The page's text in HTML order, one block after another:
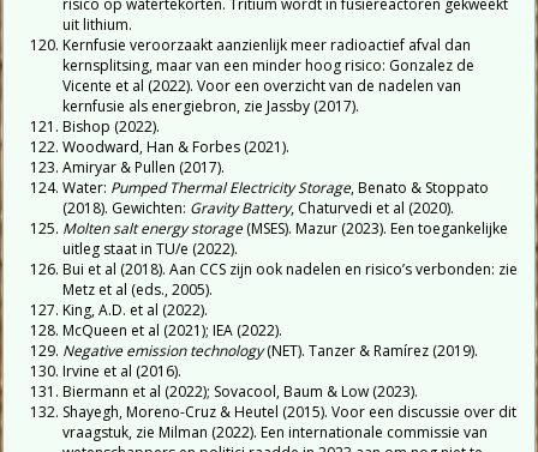
uit lithium.
Kernfusie veroorzaakt aanzienlijk meer radioactief afval dan
kernsplitsing, maar van een minder hoog risico: Gonzalez de
Vicente et al (2022). Voor een overzicht van de nadelen van
kernfusie als energiebron, zie Jassby (2017).
Bishop (2022).
Woodward, Han & Forbes (2021).
Amiryar & Pullen (2017).
Water: Pumped Thermal Electricity Storage, Benato & Stoppato
(2018). Gewichten: Gravity Battery, Chaturvedi et al (2020).
Molten salt energy storage(MSES). Mazur (2023). Een toegankelijke
uitleg staat in TU/e (2022).
Bui et al (2018). Aan CCS zijn ook nadelen en risico’s verbonden: zie
Metz et al (eds., 2005).
King, A.D. et al (2022).
McQueen et al (2021); IEA (2022).
Negative emission technology(NET). Tanzer & Ramírez (2019).
Irvine et al (2016).
Biermann et al (2022); Sovacool, Baum & Low (2023).
Shayegh, Moreno-Cruz & Heutel (2015). Voor een discussie over dit
vraagstuk, zie Milman (2022). Een internationale commissie van